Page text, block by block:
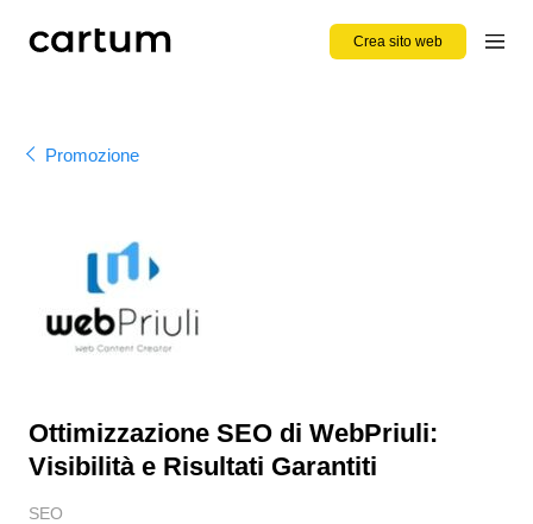
Crea sito web
Promozione
Ottimizzazione SEO di WebPriuli:
Visibilità e Risultati Garantiti
SEO